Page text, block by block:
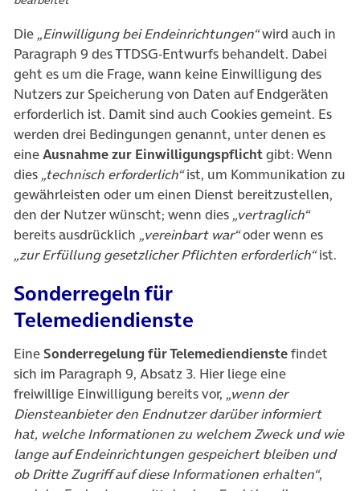
Die „Einwilligung bei Endeinrichtungen“wird auch in
Paragraph 9 des TTDSG-Entwurfs behandelt. Dabei
geht es um die Frage, wann keine Einwilligung des
Nutzers zur Speicherung von Daten auf Endgeräten
erforderlich ist. Damit sind auch Cookies gemeint. Es
werden drei Bedingungen genannt, unter denen es
eineAusnahme zur Einwilligungspflichtgibt: Wenn
dies „technisch erforderlich“ist, um Kommunikation zu
gewährleisten oder um einen Dienst bereitzustellen,
den der Nutzer wünscht; wenn dies „vertraglich“
bereits ausdrücklich „vereinbart war“oder wenn es
„zur Erfüllung gesetzlicher Pflichten erforderlich“ist.
Sonderregeln für
Telemediendienste
EineSonderregelung für Telemediendienstefindet
sich im Paragraph 9, Absatz 3. Hier liege eine
freiwillige Einwilligung bereits vor, „wenn der
Diensteanbieter den Endnutzer darüber informiert
hat, welche Informationen zu welchem Zweck und wie
lange auf Endeinrichtungen gespeichert bleiben und
ob Dritte Zugriff auf diese Informationen erhalten“,